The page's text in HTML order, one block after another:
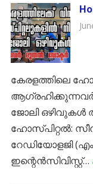
കേരളത്തിലെ
ജോലി ഒഴിവുകൾ
ഹോസ്പിറ്റൽ:
റേഡിയോളജി
ഇന്റെൻസിവിസ്റ്റ്…